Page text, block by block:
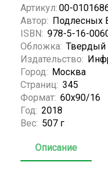
Артикул: 00-
Автор: Подлесных
ISBN: 978-5-16-
Обложка: Твердый
Издательство:
Город: Москва
Страниц: 345
Формат: 60х90/16
Год: 2018
Вес: 507 г
Описание